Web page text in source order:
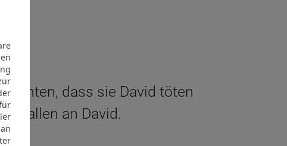
dass sie David töten
an David.